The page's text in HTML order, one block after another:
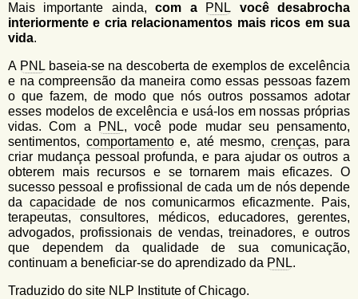
Mais importante ainda,com a PNL você desabrocha
interiormente e cria relacionamentos mais ricos em sua
vida.
A PNLbaseia-se na descoberta de exemplos de excelência
e na compreensão da maneira como essas pessoas fazem
o que fazem, de modo que nós outros possamos adotar
esses modelos de excelência e usá-los em nossas próprias
vidas. Com a
PNL, você pode mudar seu pensamento,
sentimentos, comportamentoe, até mesmo, crenças, para
criar mudança pessoal profunda, e para ajudar os outros a
obterem mais recursos e se tornarem mais eficazes. O
sucesso pessoal e profissional de cada um de nós depende
da capacidadede nos comunicarmos eficazmente. Pais,
terapeutas, consultores, médicos, educadores, gerentes,
advogados, profissionais de vendas, treinadores, e outros
que dependem da qualidade de sua comunicação,
continuam a beneficiar-se do aprendizado da PNL.
Traduzido do site NLP Institute of Chicago.